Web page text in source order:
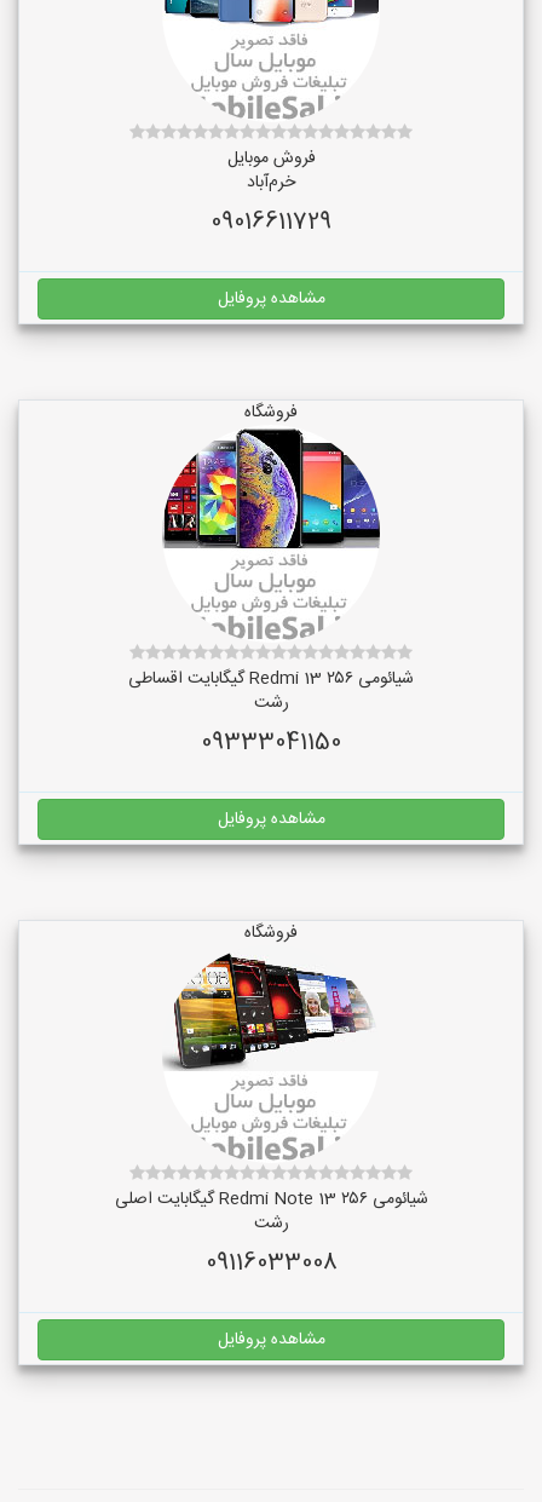
فروش موبایل
خرم‌آباد
09016611729
مشاهده پروفایل
فروشگاه
شیائومی Redmi 13 ۲۵۶ گیگابایت اقساطی
رشت
09333041150
مشاهده پروفایل
فروشگاه
شیائومی Redmi Note 13 ۲۵۶ گیگابایت اصلی
رشت
09116033008
مشاهده پروفایل